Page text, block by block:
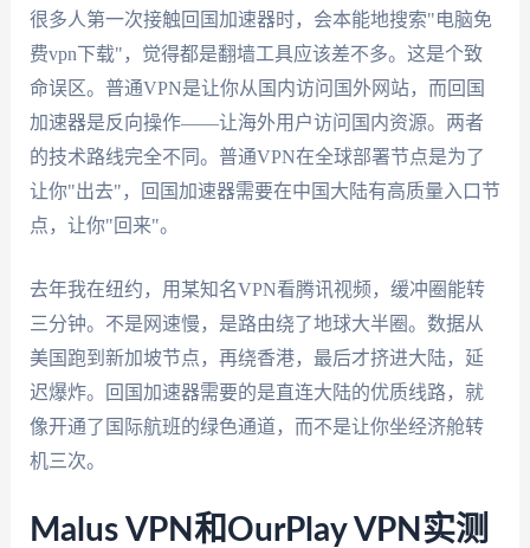
很多人第一次接触回国加速器时，会本能地搜索"电脑免
费vpn下载"，觉得都是翻墙工具应该差不多。这是个致
命误区。普通VPN是让你从国内访问国外网站，而回国
加速器是反向操作——让海外用户访问国内资源。两者
的技术路线完全不同。普通VPN在全球部署节点是为了
让你"出去"，回国加速器需要在中国大陆有高质量入口节
点，让你"回来"。
去年我在纽约，用某知名VPN看腾讯视频，缓冲圈能转
三分钟。不是网速慢，是路由绕了地球大半圈。数据从
美国跑到新加坡节点，再绕香港，最后才挤进大陆，延
迟爆炸。回国加速器需要的是直连大陆的优质线路，就
像开通了国际航班的绿色通道，而不是让你坐经济舱转
机三次。
Malus VPN和OurPlay VPN实测